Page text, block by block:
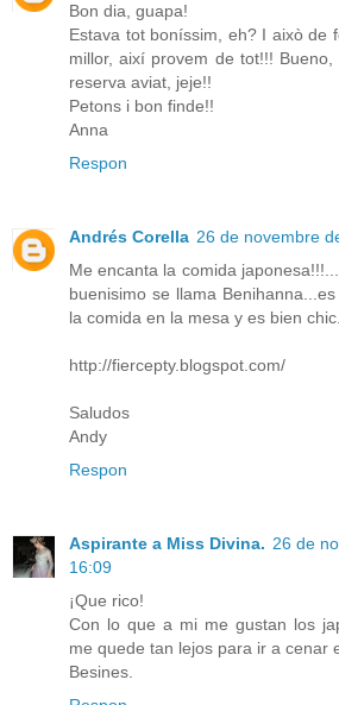
Bon dia, guapa!
Estava tot boníssim, eh? I això de
millor, així provem de tot!!!
reserva aviat, jeje!!
Petons i bon finde!!
Anna
Respon
Andrés Corella 26 de novembre
Me encanta la comida
buenisimo se llama
la comida en la mesa y es bien
http://fiercepty.blogspot.com/
Saludos
Andy
Respon
Aspirante a Miss Divina. 26 de
16:09
¡Que rico!
Con lo que a mi me gustan los
me quede tan lejos para ir a cenar
Besines.